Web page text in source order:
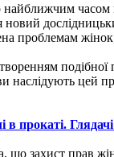
часом
проблемам
наслідують цей
прокаті. Глядачі
що захист прав